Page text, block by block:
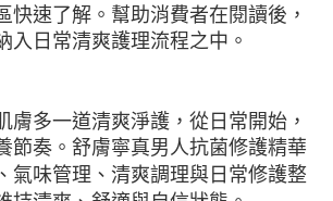
快速了解。幫助消費者在閱讀後，
入日常清爽護理流程之中。
膚多一道清爽淨護，從日常開始，
節奏。舒膚寧真男人抗菌修護精華
氣味管理、清爽調理與日常修護整